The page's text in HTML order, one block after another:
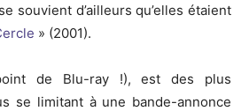
souvient d’ailleurs qu’elles étaient
» (2001).
de Blu-ray !), est des plus
se limitant à une bande-annonce